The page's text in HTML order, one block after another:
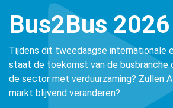
belang van personenvervoer
en Taxi
Vervoer
Mobility
stichtingen en verenigingen
Over ons
ons
us ǀ English
Agenda
Kennisportaal
en Taxi
Contact
Lid worden
Bus2Bus 2026
Tijdens dit tweedaagse internationale
staat de toekomst van de busbranche
de sector met verduurzaming? Zullen
markt blijvend veranderen?